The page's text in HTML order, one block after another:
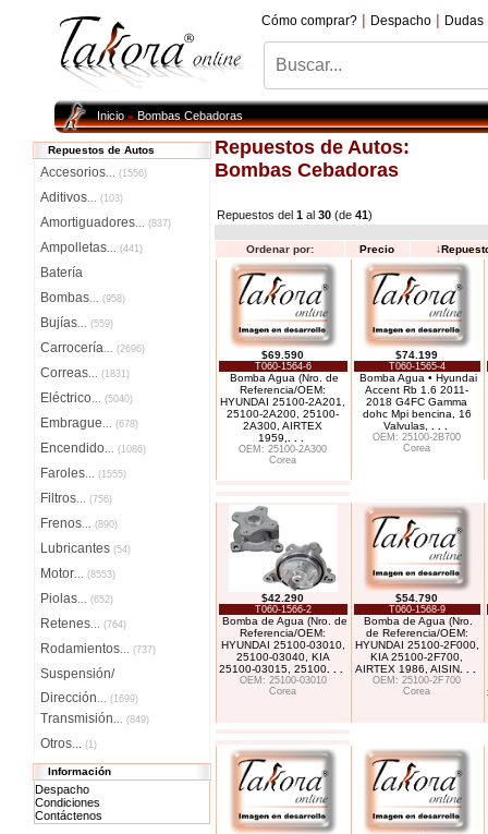
Cómo comprar? | Despacho | Dudas
Inicio»Bombas Cebadoras
Repuestos de Autos
Accesorios... (1556)
Aditivos... (103)
Amortiguadores... (837)
Ampolletas... (441)
Batería
Bombas... (958)
Bujías... (559)
Carrocería... (2696)
Correas... (1831)
Eléctrico... (5040)
Embrague... (678)
Encendido... (1086)
Faroles... (1555)
Filtros... (756)
Frenos... (890)
Lubricantes(54)
Motor... (8553)
Piolas... (652)
Retenes... (764)
Rodamientos... (737)
Suspensión/
Dirección... (1699)
Transmisión... (849)
Otros...(1)
Información
Despacho
Condiciones
Contáctenos
Repuestos de Autos:
Bombas Cebadoras
Repuestos del 1al 30(de 41)
Ordenar por: Precio ↓
$69.590
T060-1564-6
Bomba Agua (Nro. de
Referencia/OEM:
HYUNDAI 25100-2A201,
25100-2A200, 25100-
2A300, AIRTEX
1959,
OEM: 25100-2A300
Corea
$74.199
T060-1565-4
Bomba Agua • Hyundai
Accent Rb 1.6 2011-
2018 G4FC Gamma
dohc Mpi bencina, 16
Valvulas,
OEM: 25100-2B700
Corea
$42.290
T060-1566-2
Bomba de Agua (Nro. de
Referencia/OEM:
HYUNDAI 25100-03010,
25100-03040, KIA
25100-03015, 25100
OEM: 25100-03010
Corea
$54.790
T060-1568-9
Bomba de Agua (Nro.
de Referencia/OEM:
HYUNDAI 25100-2F000,
KIA 25100-2F700,
AIRTEX 1986, AISIN. . .
OEM: 25100-2F700
Corea